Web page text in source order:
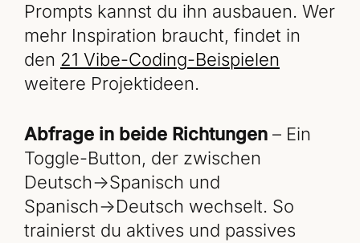
Prompts kannst du ihn ausbauen. Wer
mehr Inspiration braucht, findet in
den 21 Vibe-Coding-Beispielen
weitere Projektideen.
Abfrage in beide Richtungen – Ein
Toggle-Button, der zwischen
Deutsch→Spanisch und
Spanisch→Deutsch wechselt. So
trainierst du aktives und passives